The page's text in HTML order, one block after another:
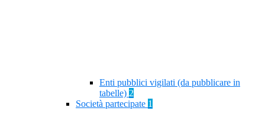
Enti pubblici vigilati (da pubblicare in
tabelle) 2
Società partecipate 1